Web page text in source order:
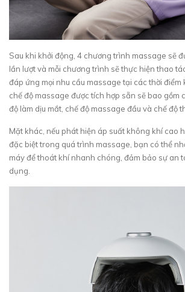
Sau khi khởi động, 4 chương trình massage sẽ
lần lượt và mỗi chương trình sẽ thực hiện thao
đáp ứng mọi nhu cầu massage tại các thời điểm
chế độ massage được tích hợp sẵn sẽ bao gồm
độ làm dịu mắt, chế độ massage đầu và chế độ
Mặt khác, nếu phát hiện áp suất không khí cao
đặc biệt trong quá trình massage, bạn có thể
máy để thoát khí nhanh chóng, đảm bảo sự an
dụng.